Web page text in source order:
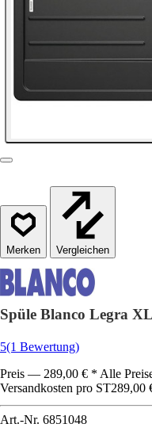
Vergleichen
Spüle Blanco Legra
5(1 Bewertung)
Preis — 289,00 € * Alle
Versandkosten pro ST289,00
Art.-Nr. 6851048